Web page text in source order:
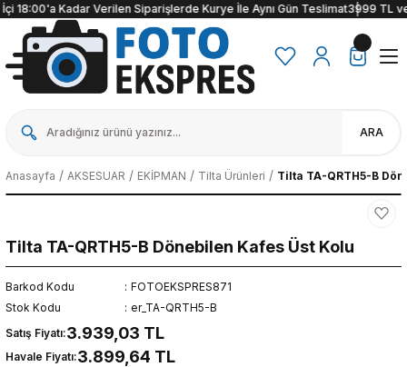
Kadar Verilen Siparişlerde Kurye İle Aynı Gün Teslimat3999 TL ve
ARA
Anasayfa AKSESUAR EKİPMAN Tilta Ürünleri Tilta TA-QRTH5-B
Tilta TA-QRTH5-B Dönebilen Kafes Üst Kolu
Barkod Kodu
FOTOEKSPRES871
Stok Kodu
er_TA-QRTH5-B
Satış Fiyatı:3.939,03 TL
Havale Fiyatı:3.899,64 TL